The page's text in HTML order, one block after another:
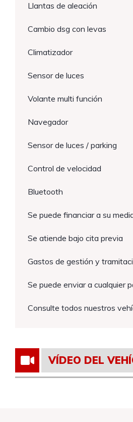
Llantas de aleación
Cambio dsg con levas
Climatizador
Sensor de luces
Volante multi función
Navegador
Sensor de luces / parking
Control de velocidad
Bluetooth
Se puede financiar a su
Se atiende bajo cita previa
Gastos de gestión y
Se puede enviar a cualquier
Consulte todos nuestros
VÍDEO DEL